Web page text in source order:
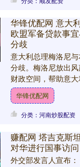
华锋优配网 意大
欧盟军备贷款事
分歧
意大利总理梅洛尼
分歧。梅洛尼放出
财政空间，帮助意
涨的困境，否则意大
近150亿欧元的欧盟
华锋优配网
分类：河南炒股配资
赚配网 塔吉克斯
对华进行国事访问
外交部发言人宣布